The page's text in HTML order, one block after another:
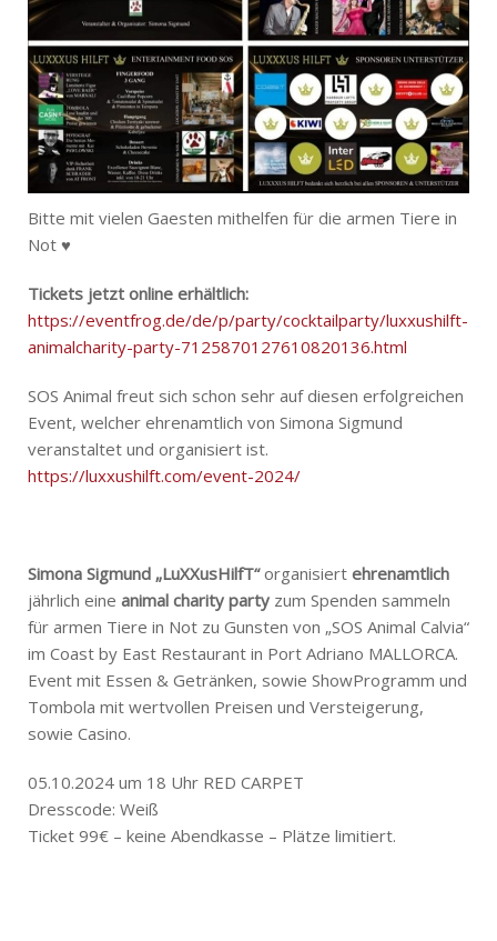
Bitte mit vielen Gaesten mithelfen für die armen Tiere in
Not ♥️
Tickets jetzt online erhältlich:
https://eventfrog.de/de/p/party/cocktailparty/luxxushilft-
animalcharity-party-7125870127610820136.html
SOS Animal freut sich schon sehr auf diesen erfolgreichen
Event, welcher ehrenamtlich von Simona Sigmund
veranstaltet und organisiert ist.
https://luxxushilft.com/event-2024/
Simona Sigmund „LuXXusHilfT“organisiert ehrenamtlich
jährlich eine animal charity party zum Spenden sammeln
für armen Tiere in Not zu Gunsten von „SOS Animal Calvia“
im Coast by East Restaurant in Port Adriano MALLORCA.
Event mit Essen & Getränken, sowie ShowProgramm und
Tombola mit wertvollen Preisen und Versteigerung,
sowie Casino.
05.10.2024 um 18 Uhr RED CARPET
Dresscode: Weiß
Ticket 99€ – keine Abendkasse – Plätze limitiert.